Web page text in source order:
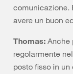
comunicazione.
avere un buon
Thomas: Anche
regolarmente
posto fisso in